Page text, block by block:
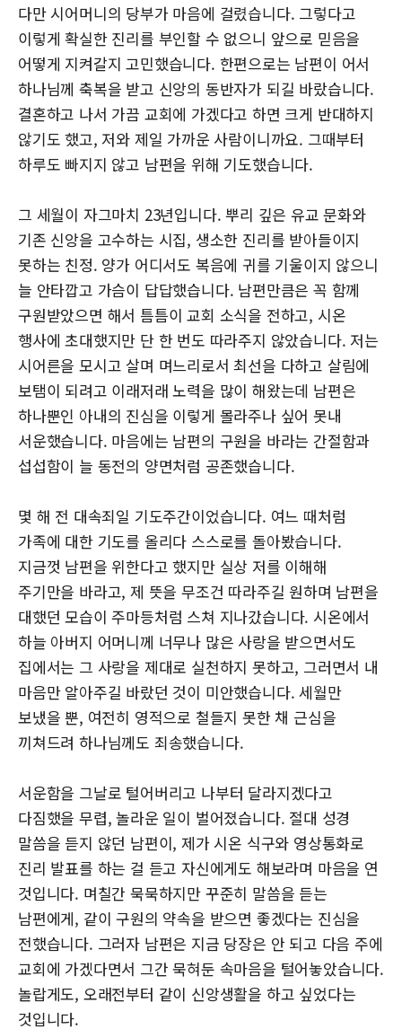
다만 시어머니의 당부가 마음에 걸렸습니다. 그렇다고
이렇게 확실한 진리를 부인할 수 없으니 앞으로 믿음을
어떻게 지켜갈지 고민했습니다. 한편으로는 남편이 어서
하나님께 축복을 받고 신앙의 동반자가 되길 바랐습니다.
결혼하고 나서 가끔 교회에 가겠다고 하면 크게 반대하지
않기도 했고, 저와 제일 가까운 사람이니까요. 그때부터
하루도 빠지지 않고 남편을 위해 기도했습니다.
그 세월이 자그마치 23년입니다. 뿌리 깊은 유교 문화와
기존 신앙을 고수하는 시집, 생소한 진리를 받아들이지
못하는 친정. 양가 어디서도 복음에 귀를 기울이지 않으니
늘 안타깝고 가슴이 답답했습니다. 남편만큼은 꼭 함께
구원받았으면 해서 틈틈이 교회 소식을 전하고, 시온
행사에 초대했지만 단 한 번도 따라주지 않았습니다. 저는
시어른을 모시고 살며 며느리로서 최선을 다하고 살림에
보탬이 되려고 이래저래 노력을 많이 해왔는데 남편은
하나뿐인 아내의 진심을 이렇게 몰라주나 싶어 못내
서운했습니다. 마음에는 남편의 구원을 바라는 간절함과
섭섭함이 늘 동전의 양면처럼 공존했습니다.
몇 해 전 대속죄일 기도주간이었습니다. 여느 때처럼
가족에 대한 기도를 올리다 스스로를 돌아봤습니다.
지금껏 남편을 위한다고 했지만 실상 저를 이해해
주기만을 바라고, 제 뜻을 무조건 따라주길 원하며 남편을
대했던 모습이 주마등처럼 스쳐 지나갔습니다. 시온에서
하늘 아버지 어머니께 너무나 많은 사랑을 받으면서도
집에서는 그 사랑을 제대로 실천하지 못하고, 그러면서 내
마음만 알아주길 바랐던 것이 미안했습니다. 세월만
보냈을 뿐, 여전히 영적으로 철들지 못한 채 근심을
끼쳐드려 하나님께도 죄송했습니다.
서운함을 그날로 털어버리고 나부터 달라지겠다고
다짐했을 무렵, 놀라운 일이 벌어졌습니다. 절대 성경
말씀을 듣지 않던 남편이, 제가 시온 식구와 영상통화로
진리 발표를 하는 걸 듣고 자신에게도 해보라며 마음을 연
것입니다. 며칠간 묵묵하지만 꾸준히 말씀을 듣는
남편에게, 같이 구원의 약속을 받으면 좋겠다는 진심을
전했습니다. 그러자 남편은 지금 당장은 안 되고 다음 주에
교회에 가겠다면서 그간 묵혀둔 속마음을 털어놓았습니다.
놀랍게도, 오래전부터 같이 신앙생활을 하고 싶었다는
것입니다.